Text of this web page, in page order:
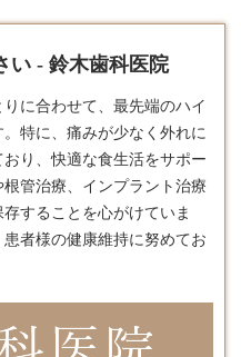
い - 鈴木歯科医院
に合わせて、最先端のハイ
特に、痛みが少なく外れに
り、快適な食生活をサポー
管治療、インプラント治療
することを心がけていま
者様の健康維持に努めてお